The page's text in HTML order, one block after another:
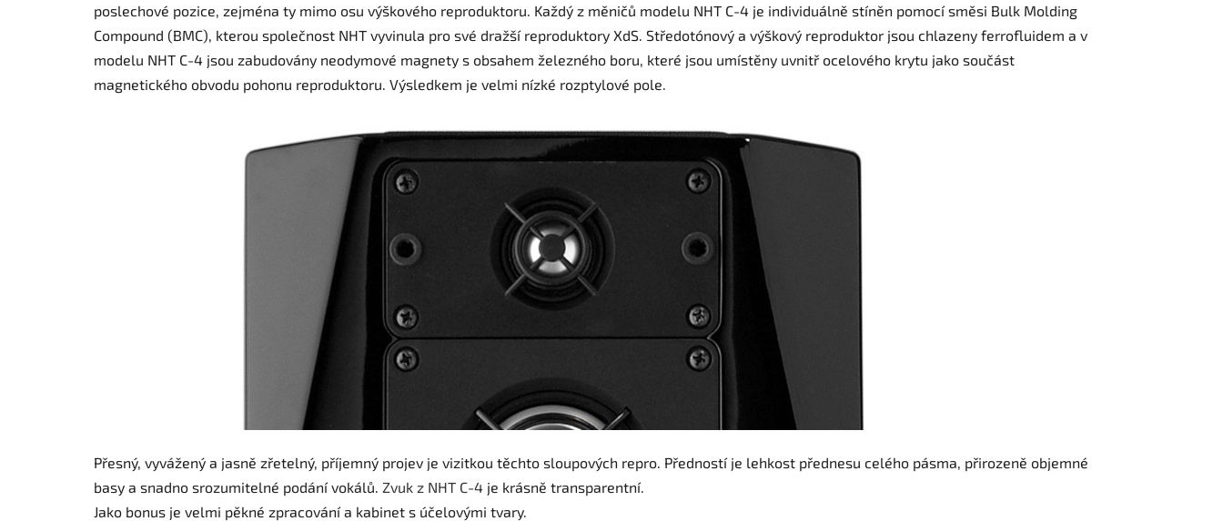
poslechové pozice, zejména ty mimo osu výškového reproduktoru. Každý z měničů modelu NHT C-4 je individuálně stíněn pomocí směsi Bulk Molding
Compound (BMC), kterou společnost NHT vyvinula pro své dražší reproduktory XdS. Středotónový a výškový reproduktor jsou chlazeny ferrofluidem a v
modelu NHT C-4 jsou zabudovány neodymové magnety s obsahem železného boru, které jsou umístěny uvnitř ocelového krytu jako součást
magnetického obvodu pohonu reproduktoru. Výsledkem je velmi nízké rozptylové pole.
Přesný, vyvážený a jasně zřetelný, příjemný projev je vizitkou těchto sloupových repro. Předností je lehkost přednesu celého pásma, přirozeně objemné
basy a snadno srozumitelné podání vokálů. Zvuk z NHT C-4 je krásně transparentní.
Jako bonus je velmi pěkné zpracování a kabinet s účelovými tvary.